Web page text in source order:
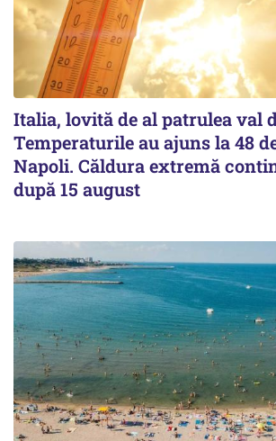
Italia, lovită de al patrulea val
Temperaturile au ajuns la 48
Napoli. Căldura extremă
după 15 august